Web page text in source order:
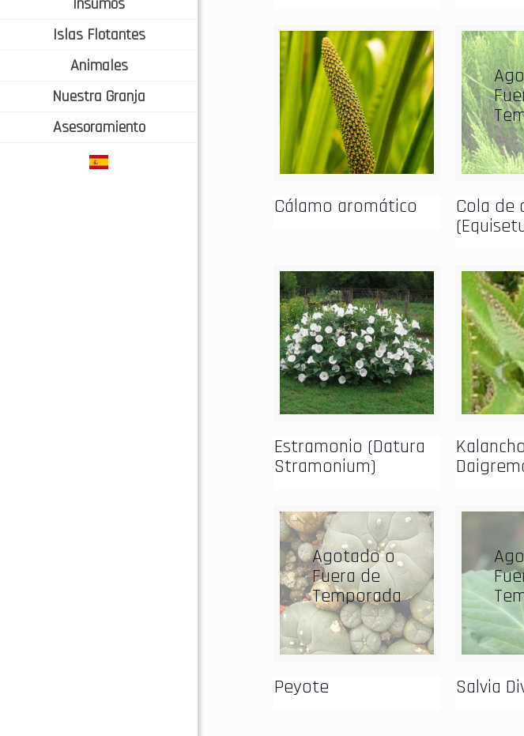
Islas Flotantes
Animales
Nuestra Granja
Asesoramiento
Cálamo aromático
Cola de
Estramonio (Datura
Stramonium)
Agotado o
Fuera de
Temporada
Peyote Salvia